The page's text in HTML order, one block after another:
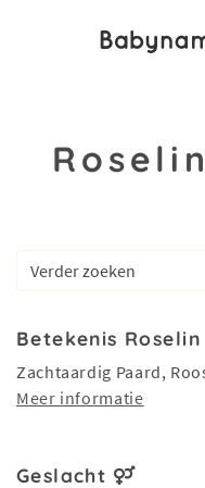
Roselin
Betekenis Roselin
Zachtaardig Paard,
Meer informatie
Geslacht